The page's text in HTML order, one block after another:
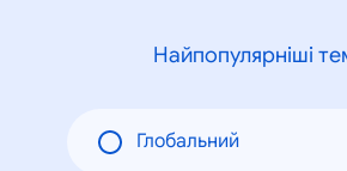
Найпопулярніші
Глобальний